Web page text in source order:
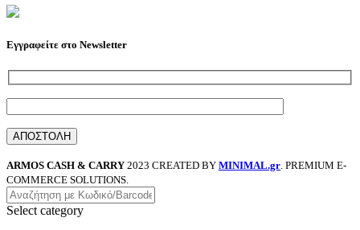
Εγγραφείτε στο Newsletter
ARMOS CASH & CARRY 2023 CREATED BY MINIMAL.gr. PREMIUM E-
COMMERCE SOLUTIONS.
Select category